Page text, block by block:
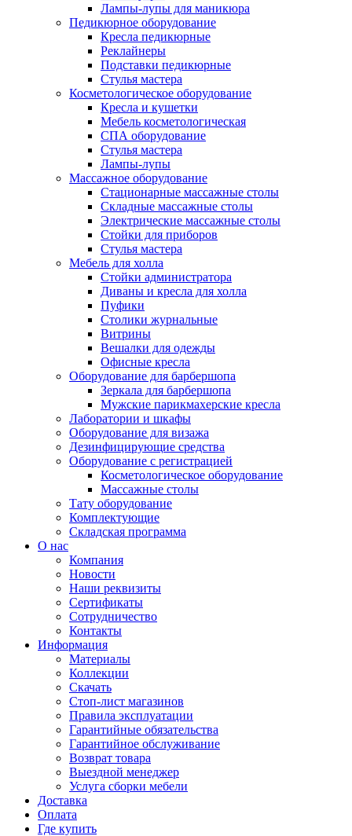
Лампы-лупы для маникюра
Педикюрное оборудование
Кресла педикюрные
Реклайнеры
Подставки педикюрные
Стулья мастера
Косметологическое оборудование
Кресла и кушетки
Мебель косметологическая
СПА оборудование
Стулья мастера
Лампы-лупы
Массажное оборудование
Стационарные массажные столы
Складные массажные столы
Электрические массажные столы
Стойки для приборов
Стулья мастера
Мебель для холла
Стойки администратора
Диваны и кресла для холла
Пуфики
Столики журнальные
Витрины
Вешалки для одежды
Офисные кресла
Оборудование для барбершопа
Зеркала для барбершопа
Мужские парикмахерские кресла
Лаборатории и шкафы
Оборудование для визажа
Дезинфицирующие средства
Оборудование с регистрацией
Косметологическое оборудование
Массажные столы
Тату оборудование
Комплектующие
Складская программа
О нас
Компания
Новости
Наши реквизиты
Сертификаты
Сотрудничество
Контакты
Информация
Материалы
Коллекции
Скачать
Стоп-лист магазинов
Правила эксплуатации
Гарантийные обязательства
Гарантийное обслуживание
Возврат товара
Выездной менеджер
Услуга сборки мебели
Доставка
Оплата
Где купить